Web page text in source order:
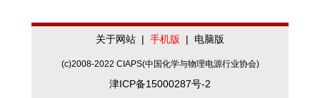
关于网站 | 手机版 | 电脑版
(c)2008-2022 CIAPS(中国化学与物理电源行业协会)
津ICP备15000287号-2